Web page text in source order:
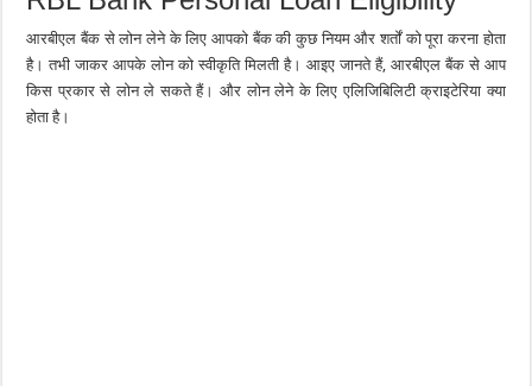
आरबीएल बैंक से लोन लेने के लिए आपको बैंक की कुछ नियम और शर्तों को पूरा करना होता
है। तभी जाकर आपके लोन को स्वीकृति मिलती है। आइए जानते हैं, आरबीएल बैंक से आप
किस प्रकार से लोन ले सकते हैं। और लोन लेने के लिए एलिजिबिलिटी क्राइटेरिया क्या
होता है।